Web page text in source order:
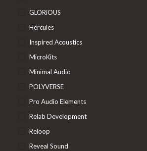
GLORiOUS
Hercules
Inspired Acoustics
MicroKits
Minimal Audio
POLYVERSE
Pro Audio Elements
Relab Development
Reloop
Reveal Sound